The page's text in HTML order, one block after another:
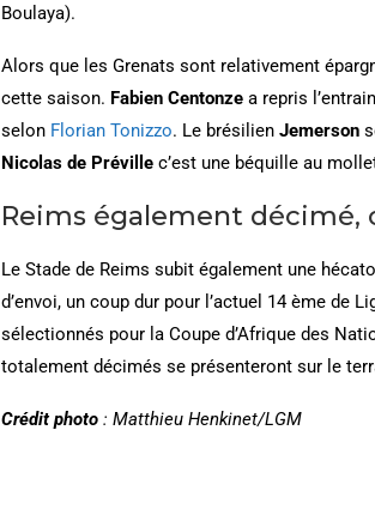
Boulaya).
Alors que les Grenats sont relativement
cette saison. Fabien Centonze a repris
selon Florian Tonizzo. Le brésilien Jemerson
Nicolas de Préville c’est une béquille au
Reims également décimé,
Le Stade de Reims subit également une
d’envoi, un coup dur pour l’actuel 14 ème de
sélectionnés pour la Coupe d’Afrique des
totalement décimés se présenteront sur le
Crédit photo : Matthieu Henkinet/LGM